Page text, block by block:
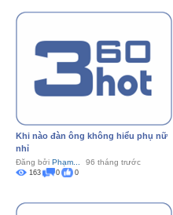
Khi nào đàn ông không hiểu phụ nữ
nhỉ
Đăng bởi Phạm... 96 tháng trước
163 0 0